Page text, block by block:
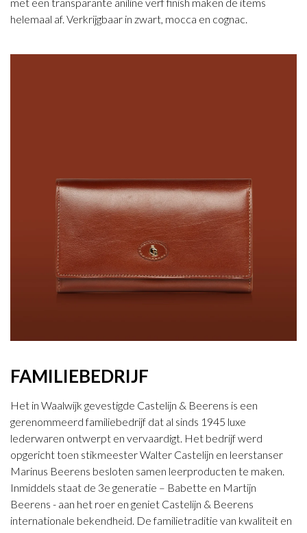
helemaal af. Verkrijgbaar in zwart, mocca en cognac.
FAMILIEBEDRIJF
Het in Waalwijk gevestigde Castelijn & Beerens is een
gerenommeerd familiebedrijf dat al sinds 1945 luxe
lederwaren ontwerpt en vervaardigt. Het bedrijf werd
opgericht toen stikmeester Walter Castelijn en leerstanser
Marinus Beerens besloten samen leerproducten te maken.
Inmiddels staat de 3e generatie – Babette en Martijn
Beerens - aan het roer en geniet Castelijn & Beerens
internationale bekendheid. De familietraditie van kwaliteit en